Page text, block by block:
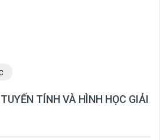
TÍNH VÀ HÌNH HỌC GIẢI